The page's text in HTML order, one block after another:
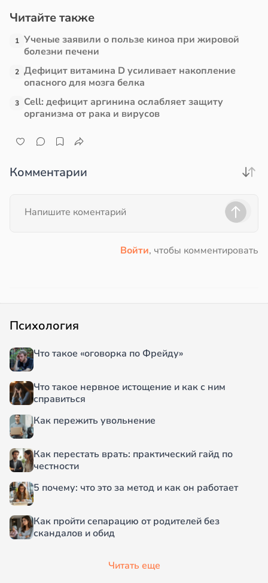
Читайте также
1 Ученые заявили о пользе киноа при жировой
болезни печени
2 Дефицит витамина D усиливает накопление
опасного для мозга белка
3 Cell: дефицит аргинина ослабляет защиту
организма от рака и вирусов
Комментарии
Войти, чтобы комментировать
Психология
Что такое «оговорка по Фрейду»
Что такое нервное истощение и как с ним
справиться
Как пережить увольнение
Как перестать врать: практический гайд по
честности
5 почему: что это за метод и как он работает
Как пройти сепарацию от родителей без
скандалов и обид
Читать еще